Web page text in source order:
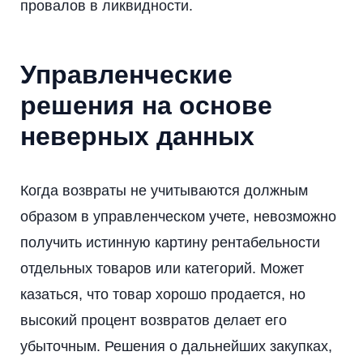
провалов в ликвидности.
Управленческие
решения на основе
неверных данных
Когда возвраты не учитываются должным
образом в управленческом учете, невозможно
получить истинную картину рентабельности
отдельных товаров или категорий. Может
казаться, что товар хорошо продается, но
высокий процент возвратов делает его
убыточным. Решения о дальнейших закупках,